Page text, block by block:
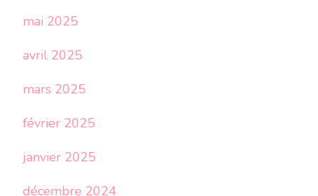
mai 2025
avril 2025
mars 2025
février 2025
janvier 2025
décembre 2024